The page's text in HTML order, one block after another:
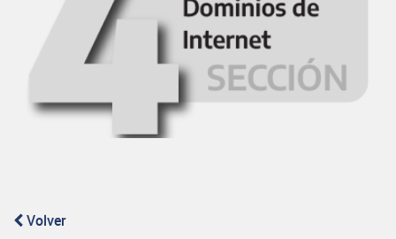
Volver